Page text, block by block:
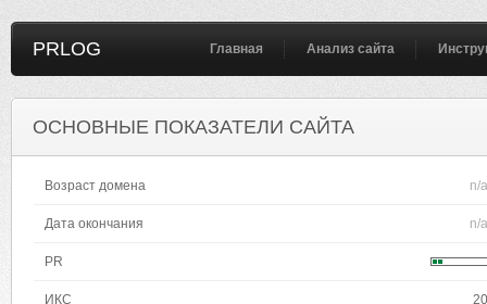
PRLOG Главная Анализ сайта
ОСНОВНЫЕ ПОКАЗАТЕЛИ САЙТА
Возраст домена n/a
Дата окончания n/a
PR
ИКС 20